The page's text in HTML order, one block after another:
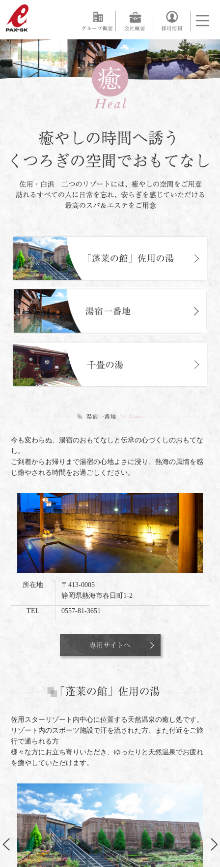
今も変わらぬ、湯宿のおもてなしと伝承の心づくしのおもてな
し。
ご到着からお帰りまで湯宿の心地よさに浸り、熱海の風情を感
じ癒やされる時間をお過ごしください。
所在地
〒413-0005
静岡県熱海市春日町1-2
TEL 0557-81-3651
佐用スターリゾート内中心に位置する天然温泉の癒し処です。
リゾート内のスポーツ施設で汗を流された方、また付近をご旅
行で通られる方
様々な方にお立ち寄りいただき、ゆったりと天然温泉でお疲れ
を癒やしていただけます。